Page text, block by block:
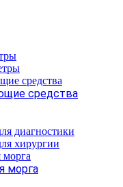
средства
диагностики
хирургии
морга